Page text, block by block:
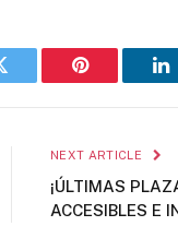
Pinterest
NEXT ARTICLE
¡ÚLTIMAS
ACCESIBLES E